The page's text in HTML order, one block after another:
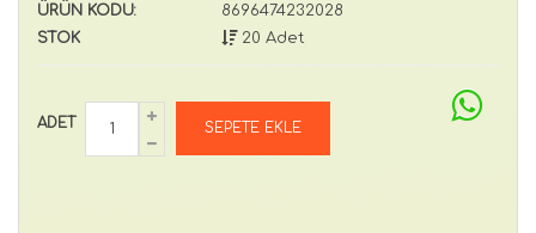
ÜRÜN KODU:
8696474232028
STOK
20 Adet
ADET